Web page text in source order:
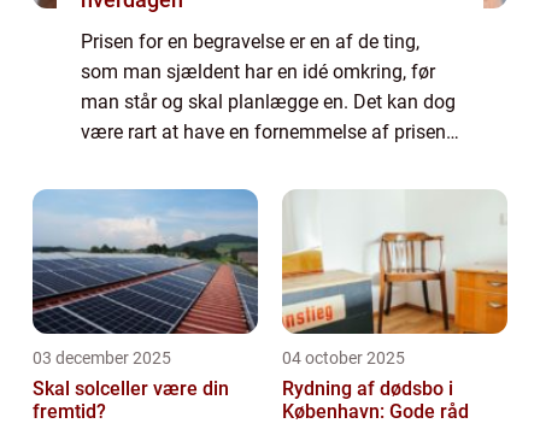
Prisen for en begravelse er en af de ting,
som man sjældent har en idé omkring, før
man står og skal planlægge en. Det kan dog
være rart at have en fornemmelse af prisen,
03 december 2025
Skal solceller være din
fremtid?
04 october 2025
Rydning af dødsbo i
København: Gode råd